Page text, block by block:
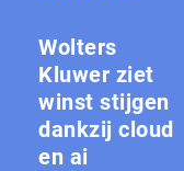
Wolters
Kluwer ziet
winst stijgen
dankzij cloud
en ai